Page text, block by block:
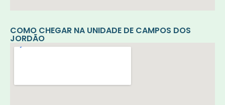
COMO CHEGAR NA UNIDADE DE CAMPOS DOS
JORDÃO